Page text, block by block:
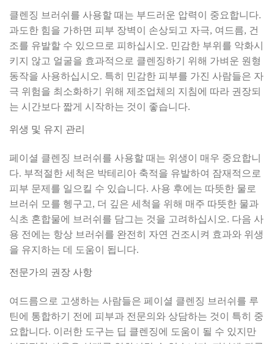
클렌징 브러쉬를 사용할 때는 부드러운 압력이 중요합니다.
과도한 힘을 가하면 피부 장벽이 손상되고 자극, 여드름, 건
조를 유발할 수 있으므로 피하십시오. 민감한 부위를 악화시
키지 않고 얼굴을 효과적으로 클렌징하기 위해 가벼운 원형
동작을 사용하십시오. 특히 민감한 피부를 가진 사람들은 자
극 위험을 최소화하기 위해 제조업체의 지침에 따라 권장되
는 시간보다 짧게 시작하는 것이 좋습니다.
위생 및 유지 관리
페이셜 클렌징 브러쉬를 사용할 때는 위생이 매우 중요합니
다. 부적절한 세척은 박테리아 축적을 유발하여 잠재적으로
피부 문제를 일으킬 수 있습니다. 사용 후에는 따뜻한 물로
브러쉬 모를 헹구고, 더 깊은 세척을 위해 매주 따뜻한 물과
식초 혼합물에 브러쉬를 담그는 것을 고려하십시오. 다음 사
용 전에는 항상 브러쉬를 완전히 자연 건조시켜 효과와 위생
을 유지하는 데 도움이 됩니다.
전문가의 권장 사항
여드름으로 고생하는 사람들은 페이셜 클렌징 브러쉬를 루
틴에 통합하기 전에 피부과 전문의와 상담하는 것이 특히 중
요합니다. 이러한 도구는 딥 클렌징에 도움이 될 수 있지만